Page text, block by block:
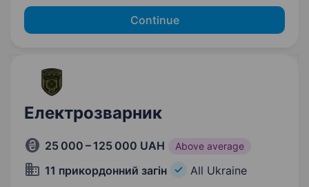
Continue
Електрозварник
25 000 – 125 000 UAH Above average
11 прикордонний загін All Ukraine